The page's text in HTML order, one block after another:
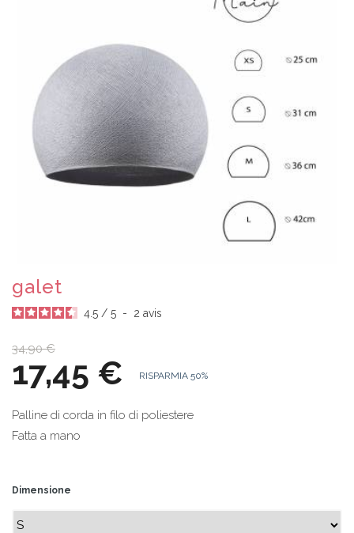
galet
4.5 / 5 - 2 avis
34,90 €
17,45 € RISPARMIA 50%
Palline di corda in filo di poliestere
Fatta a mano
Dimensione